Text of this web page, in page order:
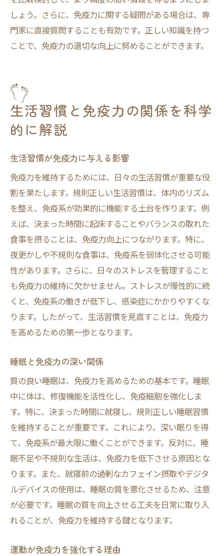
しょう。さらに、免疫力に関する疑問がある場合は、専
門家に直接質問することも有効です。正しい知識を持つ
ことで、免疫力の適切な向上に努めることができます。
生活習慣と免疫力の関係を科学
的に解説
生活習慣が免疫力に与える影響
免疫力を維持するためには、日々の生活習慣が重要な役
割を果たします。規則正しい生活習慣は、体内のリズム
を整え、免疫系が効果的に機能する土台を作ります。例
えば、決まった時間に起床することやバランスの取れた
食事を摂ることは、免疫力向上につながります。特に、
夜更かしや不規則な食事は、免疫系を弱体化させる可能
性があります。さらに、日々のストレスを管理すること
も免疫力の維持に欠かせません。ストレスが慢性的に続
くと、免疫系の働きが低下し、感染症にかかりやすくな
ります。したがって、生活習慣を見直すことは、免疫力
を高めるための第一歩となります。
睡眠と免疫力の深い関係
質の良い睡眠は、免疫力を高めるための基本です。睡眠
中に体は、修復機能を活性化し、免疫細胞を強化しま
す。特に、決まった時間に就寝し、規則正しい睡眠習慣
を維持することが重要です。これにより、深い眠りを得
て、免疫系が最大限に働くことができます。反対に、睡
眠不足や不規則な生活は、免疫力を低下させる原因とな
ります。また、就寝前の過剰なカフェイン摂取やデジタ
ルデバイスの使用は、睡眠の質を悪化させるため、注意
が必要です。睡眠の質を向上させる工夫を日常に取り入
れることが、免疫力を維持する鍵となります。
運動が免疫力を強化する理由